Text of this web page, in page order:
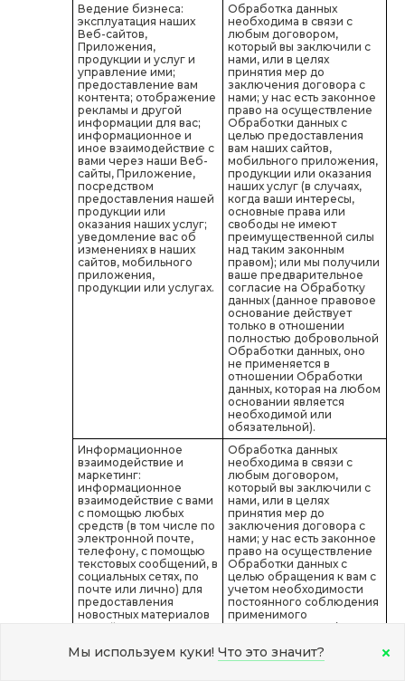
Ведение бизнеса:
эксплуатация наших
Веб-сайтов,
Приложения,
продукции и услуг и
управление ими;
предоставление вам
контента; отображение
рекламы и другой
информации для вас;
информационное и
иное взаимодействие с
вами через наши Веб-
сайты, Приложение,
посредством
предоставления нашей
продукции или
оказания наших услуг;
уведомление вас об
изменениях в наших
сайтов, мобильного
приложения,
продукции или услугах.
Обработка данных
необходима в связи с
любым договором,
который вы заключили с
нами, или в целях
принятия мер до
заключения договора с
нами; у нас есть законное
право на осуществление
Обработки данных с
целью предоставления
вам наших сайтов,
мобильного приложения,
продукции или оказания
наших услуг (в случаях,
когда ваши интересы,
основные права или
свободы не имеют
преимущественной силы
над таким законным
правом); или мы получили
ваше предварительное
согласие на Обработку
данных (данное правовое
основание действует
только в отношении
полностью добровольной
Обработки данных, оно
не применяется в
отношении Обработки
данных, которая на любом
основании является
необходимой или
обязательной).
Информационное
взаимодействие и
маркетинг:
информационное
взаимодействие с вами
с помощью любых
средств (в том числе по
электронной почте,
телефону, с помощью
текстовых сообщений, в
социальных сетях, по
почте или лично) для
предоставления
новостных материалов
и иной информации,
заинтересовать, с
Обработка данных
необходима в связи с
любым договором,
который вы заключили с
нами, или в целях
принятия мер до
заключения договора с
нами; у нас есть законное
право на осуществление
Обработки данных с
целью обращения к вам с
учетом необходимости
постоянного соблюдения
применимого
законодательства (в
интересы, основные
права или свободы не
Мы используем куки! Что это значит?